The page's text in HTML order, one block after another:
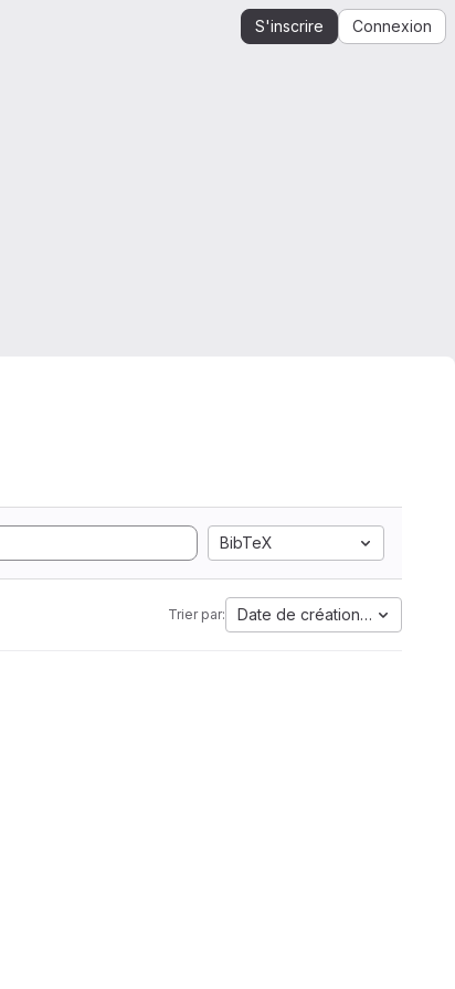
S'inscrire Connexion
BibTeX
Trier par: Date de création la plus